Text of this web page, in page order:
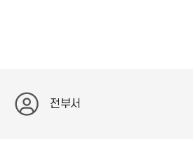
전부서